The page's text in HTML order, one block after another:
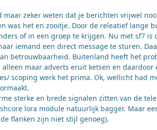
zeker weten dat je berichten vrijwel
was het en zooitje. Door de releatief lange
of in een groep te krijgen. Nu met sf7 is
iemand een direct message te sturen.
betrouwbaarheid. Buitenland heeft het
maar adverts eruit ketsen en daardoor
scoping werk het prima. Ok, wellicht had
sterke en brede signalen zitten van de
lora module natuurlijk bagger. Maar
flanken zijn niet stijl genoeg).